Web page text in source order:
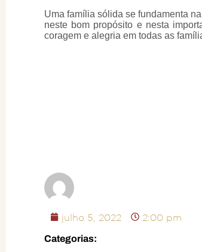
Uma família sólida se fundamenta
neste bom propósito e nesta
coragem e alegria em todas as
julho 5, 2022 2:00 pm
Categorias: